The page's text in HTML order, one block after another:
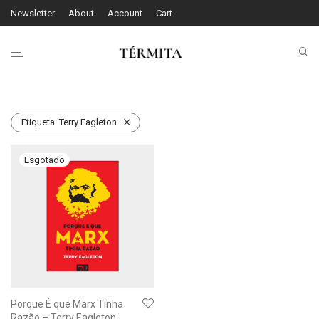
Newsletter About Account Cart
Etiqueta:Terry Eagleton
Porque É que Marx Tinha